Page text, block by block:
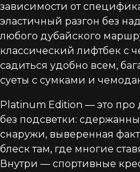
зависимости от
эластичный разгон без
любого дубайского
классический лифтбек с
садиться удобно всем,
суеты с сумками и
Platinum Edition — это про
без подсветки:
снаружи, выверенная
блеск там, где многие
Внутри — спортивные